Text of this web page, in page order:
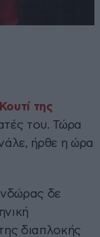
Κουτί της
του. Τώρα
ήρθε η ώρα
δε
διαπλοκής